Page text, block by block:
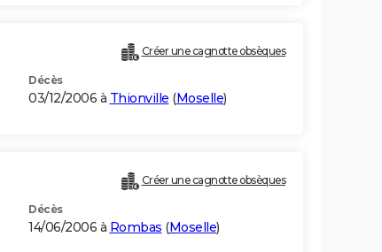
Créer une cagnotte obsèques
Décès
03/12/2006 à Thionville (Moselle)
Créer une cagnotte obsèques
Décès
14/06/2006 à Rombas (Moselle)